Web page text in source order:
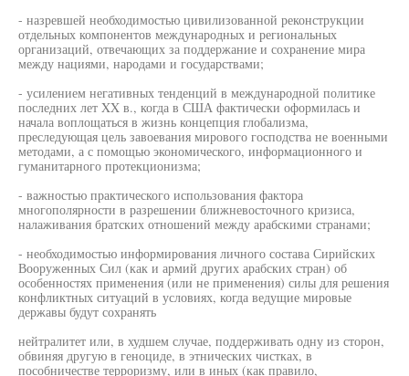
- назревшей необходимостью цивилизованной реконструкции
отдельных компонентов международных и региональных
организаций, отвечающих за поддержание и сохранение мира
между нациями, народами и государствами;
- усилением негативных тенденций в международной политике
последних лет XX в., когда в США фактически оформилась и
начала воплощаться в жизнь концепция глобализма,
преследующая цель завоевания мирового господства не военными
методами, а с помощью экономического, информационного и
гуманитарного протекционизма;
- важностью практического использования фактора
многополярности в разрешении ближневосточного кризиса,
налаживания братских отношений между арабскими странами;
- необходимостью информирования личного состава Сирийских
Вооруженных Сил (как и армий других арабских стран) об
особенностях применения (или не применения) силы для решения
конфликтных ситуаций в условиях, когда ведущие мировые
державы будут сохранять
нейтралитет или, в худшем случае, поддерживать одну из сторон,
обвиняя другую в геноциде, в этнических чистках, в
пособничестве терроризму, или в иных (как правило,